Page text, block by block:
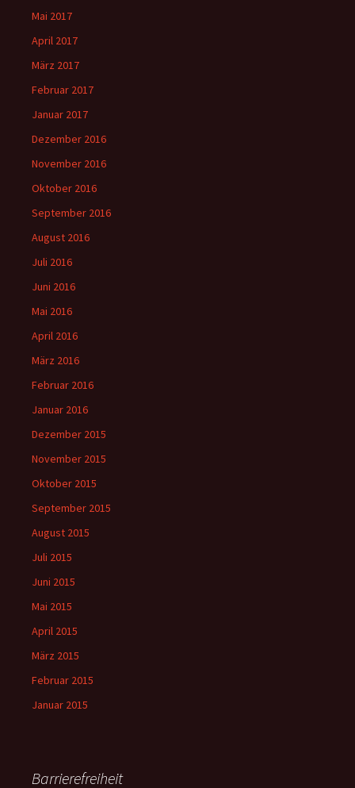
Mai 2017
April 2017
März 2017
Februar 2017
Januar 2017
Dezember 2016
November 2016
Oktober 2016
September 2016
August 2016
Juli 2016
Juni 2016
Mai 2016
April 2016
März 2016
Februar 2016
Januar 2016
Dezember 2015
November 2015
Oktober 2015
September 2015
August 2015
Juli 2015
Juni 2015
Mai 2015
April 2015
März 2015
Februar 2015
Januar 2015
Barrierefreiheit